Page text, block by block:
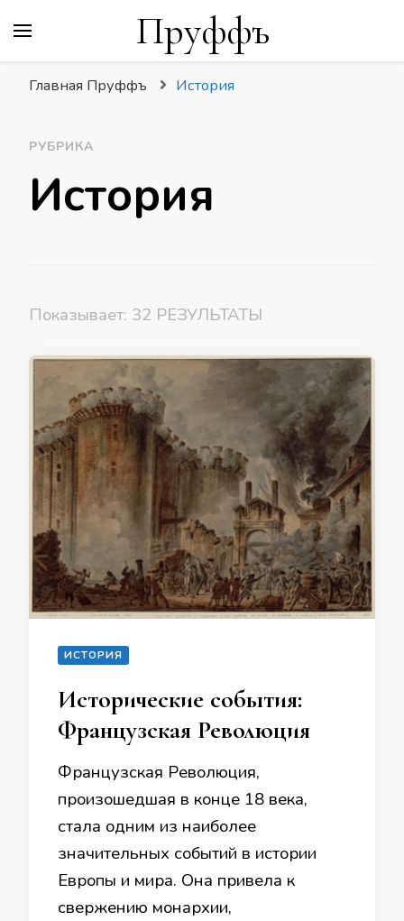
Пруффъ
Главная Пруффъ История
РУБРИКА
История
Показывает: 32 РЕЗУЛЬТАТЫ
ИСТОРИЯ
Исторические события:
Французская Революция
Французская Революция,
произошедшая в конце 18 века,
стала одним из наиболее
значительных событий в истории
Европы и мира. Она привела к
свержению монархии,